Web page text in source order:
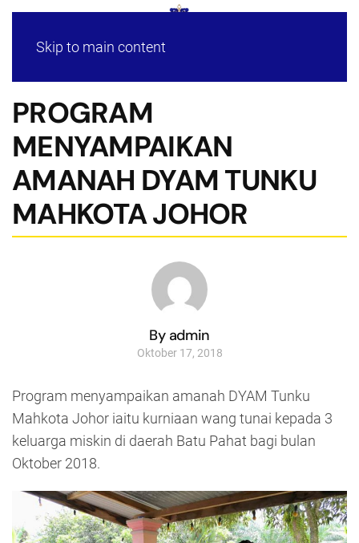
Skip to main content
PROGRAM
MENYAMPAIKAN
AMANAH DYAM TUNKU
MAHKOTA JOHOR
By admin
Oktober 17, 2018
Program menyampaikan amanah DYAM Tunku
Mahkota Johor iaitu kurniaan wang tunai kepada 3
keluarga miskin di daerah Batu Pahat bagi bulan
Oktober 2018.